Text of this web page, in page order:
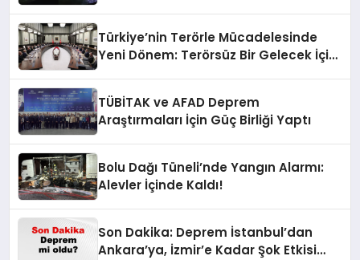
Türkiye’nin Terörle Mücadelesinde
Yeni Dönem: Terörsüz Bir Gelecek İçin
TÜBİTAK ve AFAD Deprem
Araştırmaları İçin Güç Birliği Yaptı
Bolu Dağı Tüneli’nde Yangın Alarmı:
Alevler İçinde Kaldı!
Son Dakika: Deprem İstanbul’dan
Ankara’ya, İzmir’e Kadar Şok Etkisi